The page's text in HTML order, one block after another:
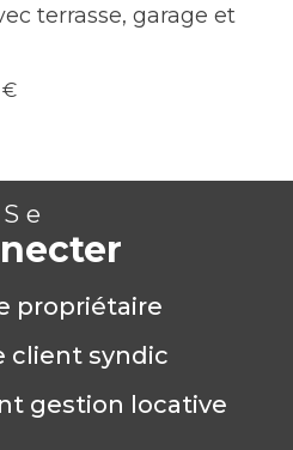
terrasse, garage et
€
Se
propriétaire
client syndic
gestion locative